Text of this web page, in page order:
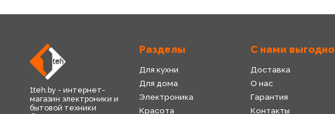
1teh.by - интернет-
магазин электроники и
бытовой техники
Разделы
Для кухни
Для дома
Электроника
Красота
С нами выгодно
Доставка
О нас
Гарантия
Контакты